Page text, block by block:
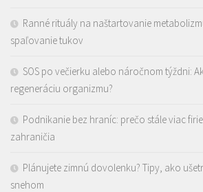
Ranné rituály na naštartovanie
spaľovanie tukov
SOS po večierku alebo náročnom týždni:
regeneráciu organizmu?
Podnikanie bez hraníc: prečo stále viac
zahraničia
Plánujete zimnú dovolenku? Tipy, ako
snehom